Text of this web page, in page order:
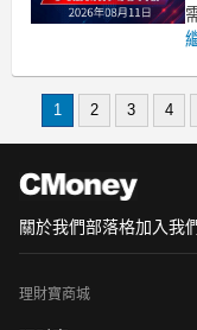
fl
1 2 3 4
關於我們部落格加入我
理財寶商城